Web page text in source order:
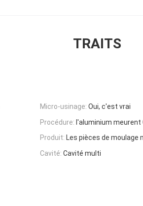
TRAITS
Micro-usinage: Oui, c'est vrai
Procédure: l'aluminium
Produit: Les pièces de moulage
Cavité: Cavité multi